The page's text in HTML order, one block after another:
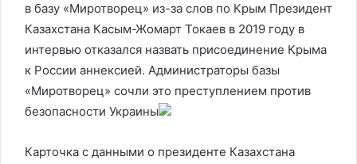
в базу «Миротворец» из-за слов по Крым Президент
Казахстана Касым-Жомарт Токаев в 2019 году в
интервью отказался назвать присоединение Крыма
к России аннексией. Администраторы базы
«Миротворец» сочли это преступлением против
безопасности Украины
Карточка с данными о президенте Казахстана